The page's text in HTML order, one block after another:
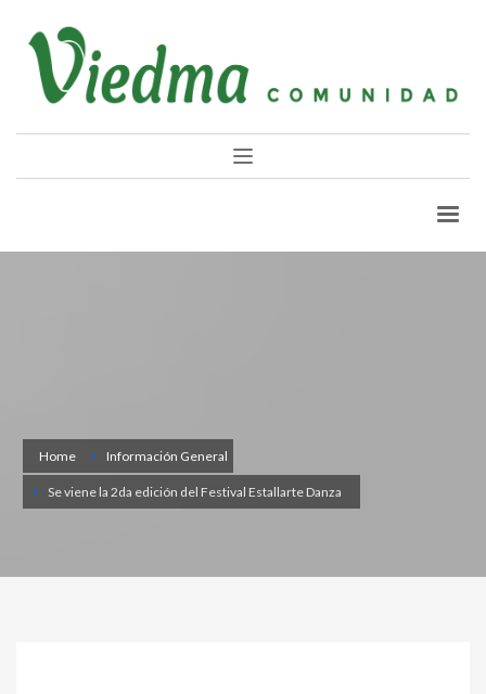
Home Información General
Se viene la 2da edición del Festival Estallarte Danza